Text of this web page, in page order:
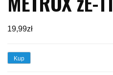
19,99zł
Kup